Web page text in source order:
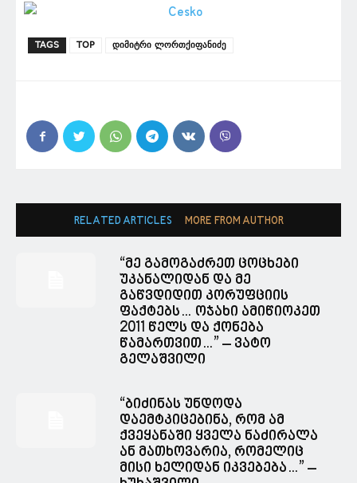
TAGS TOP დიმიტრი ლორთქიფანიძე
RELATED ARTICLES MORE FROM AUTHOR
“მე გამოგაძრეთ ცოცხები
უკანალიდან და მე
გაწვდიდით კორუფციის
ფაქტებს… ოჯახი ამიწიოკეთ
2011 წელს და ქონება
წამართვით…” – ვატო
გელაშვილი
“ბიძინას უნდოდა
დაემტკიცებინა, რომ ამ
ქვეყანაში ყველა ნაძირალა
ან მათხოვარია, რომელიც
მისი ხელიდან იკვებება…” –